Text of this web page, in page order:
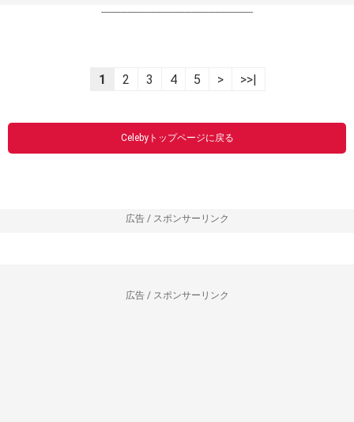
----------------------------------------------------------------
1 2 3 4 5 > >>|
Celebyトップページに戻る
広告 / スポンサーリンク
広告 / スポンサーリンク